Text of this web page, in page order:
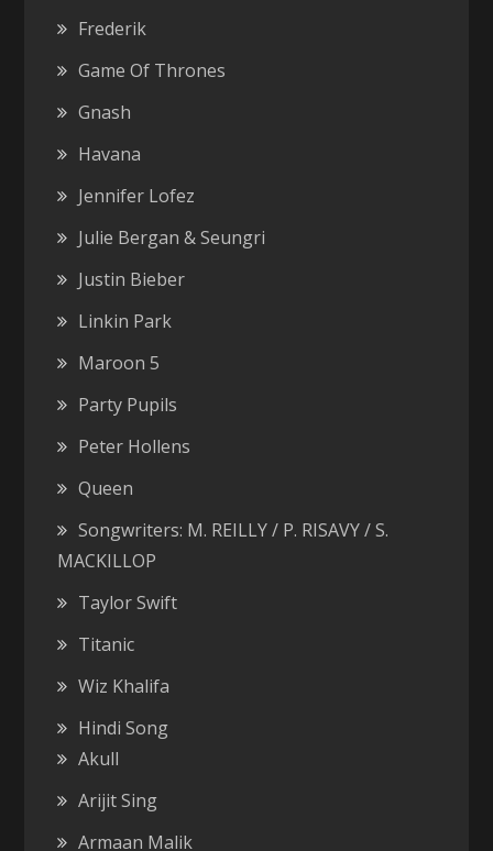
Frederik
Game Of Thrones
Gnash
Havana
Jennifer Lofez
Julie Bergan & Seungri
Justin Bieber
Linkin Park
Maroon 5
Party Pupils
Peter Hollens
Queen
Songwriters: M. REILLY / P. RISAVY / S.
MACKILLOP
Taylor Swift
Titanic
Wiz Khalifa
Hindi Song
Akull
Arijit Sing
Armaan Malik